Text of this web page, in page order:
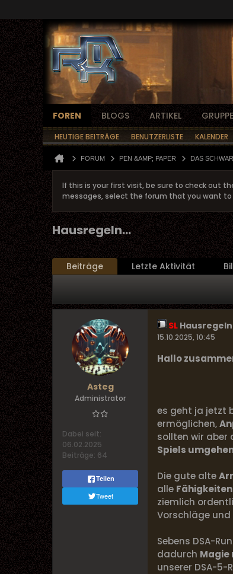
FOREN BLOGS ARTIKEL
HEUTIGE BEITRÄGE BENUTZERLISTE KALENDER
FORUM PEN &AMP; PAPER DAS
If this is your first visit, be sure to check out
messages, select the forum that you want
Hausregeln...
Beiträge Letzte Aktivität
Asteg
Administrator
Dabei seit:
06.02.2025
Beiträge: 64
Teilen
Tweet
SL
15.10.2025, 10:45
Hallo
es geht ja jetzt
ermöglichen,
sollten wir aber
Spiels
Die gute alte
alle
ziemlich
Vorschläge
Sebens DSA-
dadurch Magie
unserer DSA-5-